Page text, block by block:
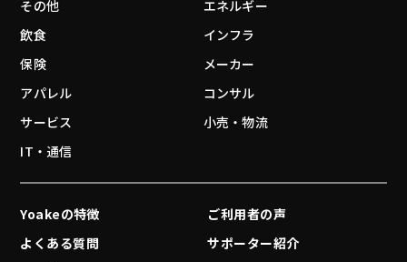
その他
エネルギー
飲食
インフラ
保険
メーカー
アパレル
コンサル
サービス
小売・物流
IT・通信
Yoakeの特徴
ご利用者の声
よくある質問
サポーター紹介